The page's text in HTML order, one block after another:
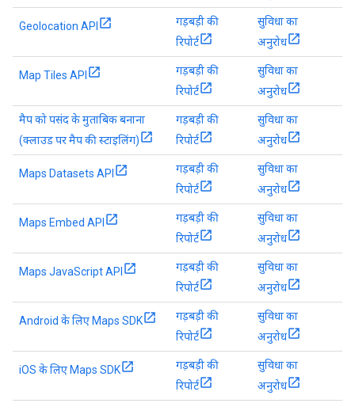
Geolocation API
गड़बड़ी की
रिपोर्ट
सुविधा का
अनुरोध
Map Tiles API
गड़बड़ी की
रिपोर्ट
सुविधा का
अनुरोध
मैप को पसंद के मुताबिक बनाना
(क्लाउड पर मैप की स्टाइलिंग)
गड़बड़ी की
रिपोर्ट
सुविधा का
अनुरोध
Maps Datasets API
गड़बड़ी की
रिपोर्ट
सुविधा का
अनुरोध
Maps Embed API
गड़बड़ी की
रिपोर्ट
सुविधा का
अनुरोध
Maps JavaScript API
गड़बड़ी की
रिपोर्ट
सुविधा का
अनुरोध
Android के लिए Maps SDK
गड़बड़ी की
रिपोर्ट
सुविधा का
अनुरोध
iOS के लिए Maps SDK
गड़बड़ी की
रिपोर्ट
सुविधा का
अनुरोध